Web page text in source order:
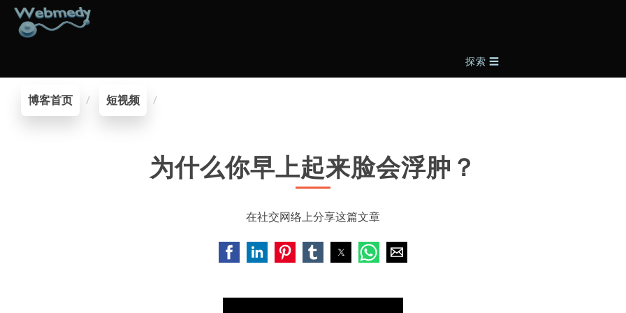
探索 ☰
博客首页 短视频
为什么你早上起来脸会浮肿？
在社交网络上分享这篇文章